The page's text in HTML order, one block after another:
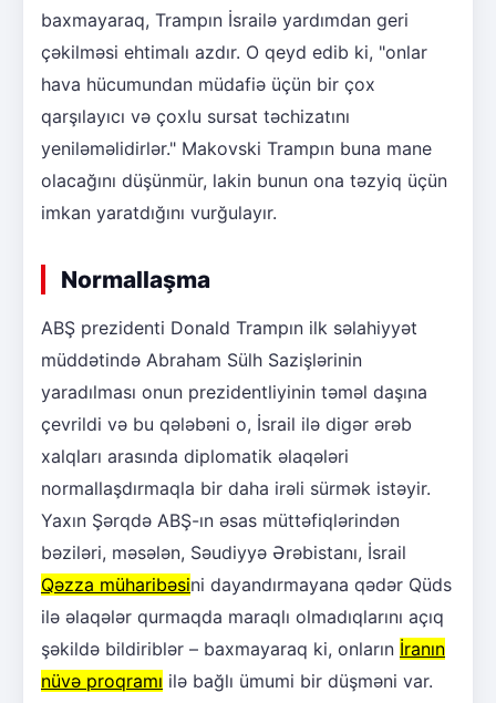
baxmayaraq, Trampın İsrailə yardımdan geri
çəkilməsi ehtimalı azdır. O qeyd edib ki, "onlar
hava hücumundan müdafiə üçün bir çox
qarşılayıcı və çoxlu sursat təchizatını
yeniləməlidirlər." Makovski Trampın buna mane
olacağını düşünmür, lakin bunun ona təzyiq üçün
imkan yaratdığını vurğulayır.
Normallaşma
ABŞ prezidenti Donald Trampın ilk səlahiyyət
müddətində Abraham Sülh Sazişlərinin
yaradılması onun prezidentliyinin təməl daşına
çevrildi və bu qələbəni o, İsrail ilə digər ərəb
xalqları arasında diplomatik əlaqələri
normallaşdırmaqla bir daha irəli sürmək istəyir.
Yaxın Şərqdə ABŞ-ın əsas müttəfiqlərindən
bəziləri, məsələn, Səudiyyə Ərəbistanı, İsrail
Qəzza müharibəsini dayandırmayana qədər Qüds
ilə əlaqələr qurmaqda maraqlı olmadıqlarını açıq
şəkildə bildiriblər – baxmayaraq ki, onların İranın
nüvə proqramı ilə bağlı ümumi bir düşməni var.